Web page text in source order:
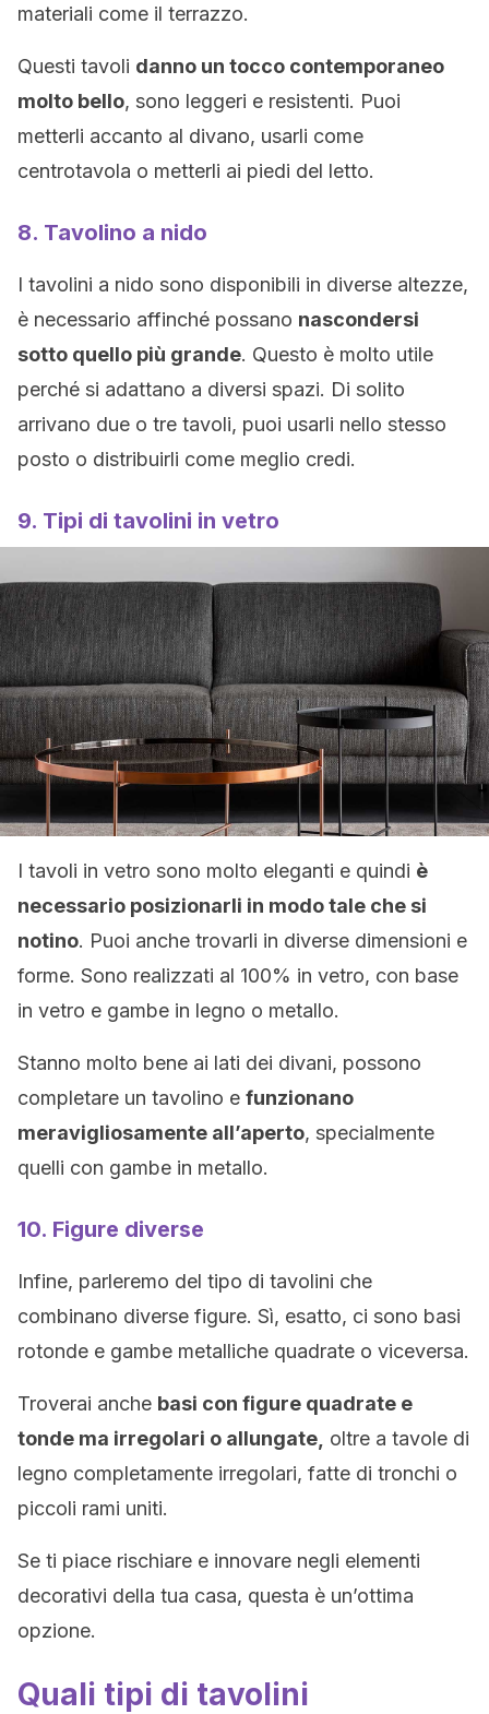
materiali come il terrazzo.
Questi tavoli danno un tocco contemporaneo
molto bello, sono leggeri e resistenti. Puoi
metterli accanto al divano, usarli come
centrotavola o metterli ai piedi del letto.
8. Tavolino a nido
I tavolini a nido sono disponibili in diverse altezze,
è necessario affinché possano nascondersi
sotto quello più grande. Questo è molto utile
perché si adattano a diversi spazi. Di solito
arrivano due o tre tavoli, puoi usarli nello stesso
posto o distribuirli come meglio credi.
9. Tipi di tavolini in vetro
I tavoli in vetro sono molto eleganti e quindi è
necessario posizionarli in modo tale che si
notino. Puoi anche trovarli in diverse dimensioni e
forme. Sono realizzati al 100% in vetro, con base
in vetro e gambe in legno o metallo.
Stanno molto bene ai lati dei divani, possono
completare un tavolino e funzionano
meravigliosamente all’aperto, specialmente
quelli con gambe in metallo.
10. Figure diverse
Infine, parleremo del tipo di tavolini che
combinano diverse figure. Sì, esatto, ci sono basi
rotonde e gambe metalliche quadrate o viceversa.
Troverai anche basi con figure quadrate e
tonde ma irregolari o allungate, oltre a tavole di
legno completamente irregolari, fatte di tronchi o
piccoli rami uniti.
Se ti piace rischiare e innovare negli elementi
decorativi della tua casa, questa è un’ottima
opzione.
Quali tipi di tavolini